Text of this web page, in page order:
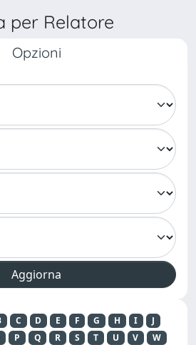
per Relatore
Opzioni
C D E F G H I
J
P Q R S T U V
W